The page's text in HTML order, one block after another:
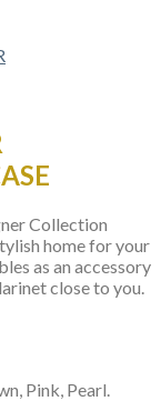
Collection
home for your
as an accessory
close to you.
Pink, Pearl.